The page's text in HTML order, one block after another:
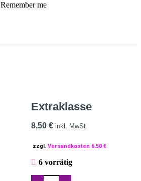
Remember me
Extraklasse
8,50 € inkl. MwSt.
zzgl. Versandkosten 6.50 €
6 vorrätig